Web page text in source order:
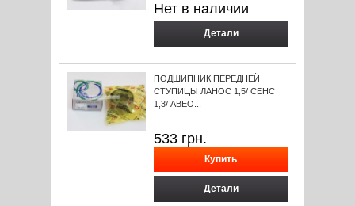
Нет в наличии
Детали
ПОДШИПНИК ПЕРЕДНЕЙ
СТУПИЦЫ ЛАНОС 1,5/ СЕНС
1,3/ АВЕО...
533 грн.
Детали